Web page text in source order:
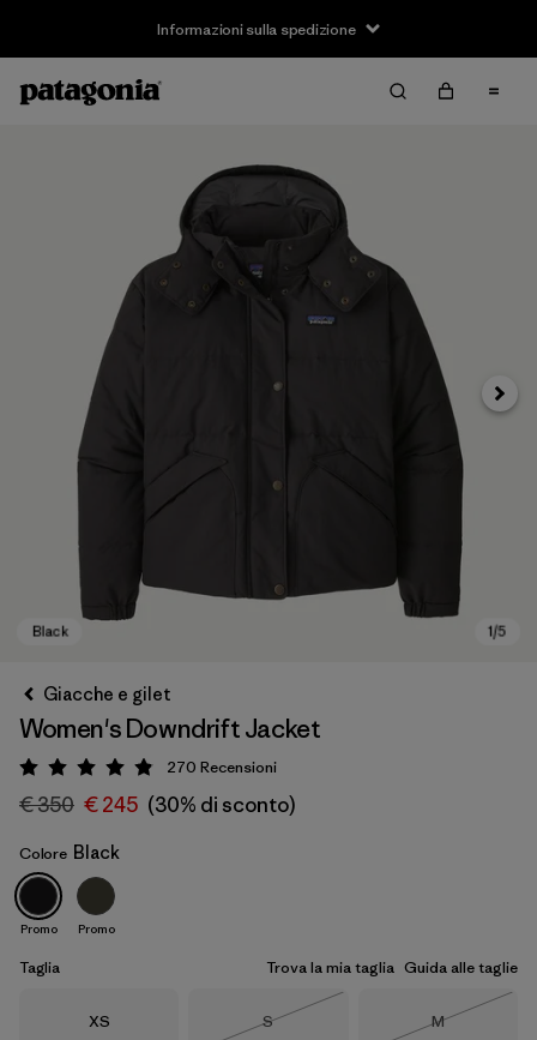
Informazioni sulla spedizione
Black
Avanti
Giacche e gilet
Women's Downdrift Jacket
Valutazione: 4.8 / 5
270 Recensioni
€ 350 € 245 (30% di sconto)
Colore Black
Promo Promo
Taglia Trova la mia taglia Guida alle taglie
Taglia
XS Taglia
S
Taglia
M